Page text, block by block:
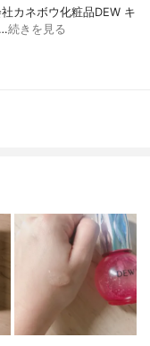
ボウ化粧品DEW キ
続きを見る